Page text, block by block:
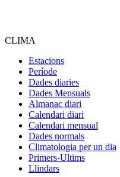
CLIMA
Estacions
Període
Dades diaries
Dades Mensuals
Almanac diari
Calendari diari
Calendari mensual
Dades normals
Climatologia per un dia
Primers-Ultims
Llindars